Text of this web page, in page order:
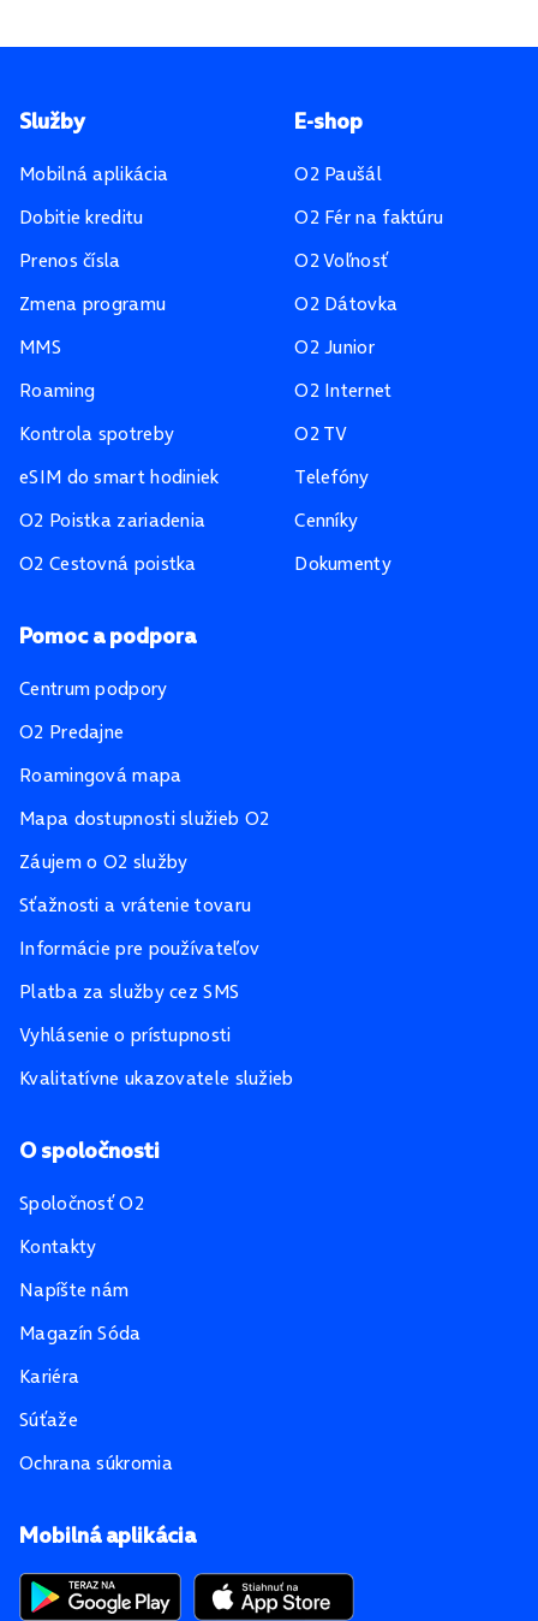
Pätička stránky
Mobilná aplikácia
Služby
Mobilná aplikácia
Dobitie kreditu
Prenos čísla
Zmena programu
MMS
Roaming
Kontrola spotreby
eSIM do smart hodiniek
O2 Poistka zariadenia
O2 Cestovná poistka
E-shop
O2 Paušál
O2 Fér na faktúru
O2 Voľnosť
O2 Dátovka
O2 Junior
O2 Internet
O2 TV
Telefóny
Cenníky
Dokumenty
Pomoc a podpora
Centrum podpory
O2 Predajne
Roamingová mapa
Mapa dostupnosti služieb O2
Záujem o O2 služby
Sťažnosti a vrátenie tovaru
Informácie pre používateľov
Platba za služby cez SMS
Vyhlásenie o prístupnosti
Kvalitatívne ukazovatele služieb
O spoločnosti
Spoločnosť O2
Kontakty
Napíšte nám
Magazín Sóda
Kariéra
Súťaže
Ochrana súkromia